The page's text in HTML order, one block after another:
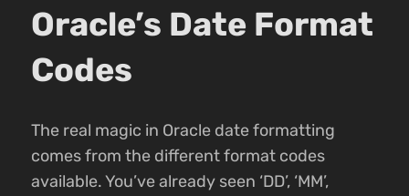
Oracle’s Date Format
Codes
The real magic in Oracle date formatting
comes from the different format codes
available. You’ve already seen ‘DD’, ‘MM’,